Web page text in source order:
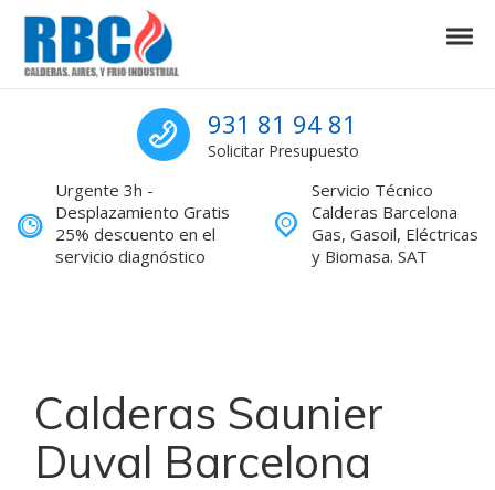
Skip to navigation
Skip to content
Calderas Barcelona Servicio
Calderas Barcelona Servicio Técnico reparaciones
Sat calderas
931 81 94 81
Solicitar Presupuesto
Urgente 3h -
Desplazamiento Gratis
25% descuento en el
servicio diagnóstico
Servicio Técnico
Calderas Barcelona
Gas, Gasoil, Eléctricas
y Biomasa. SAT
Calderas Saunier
Duval Barcelona